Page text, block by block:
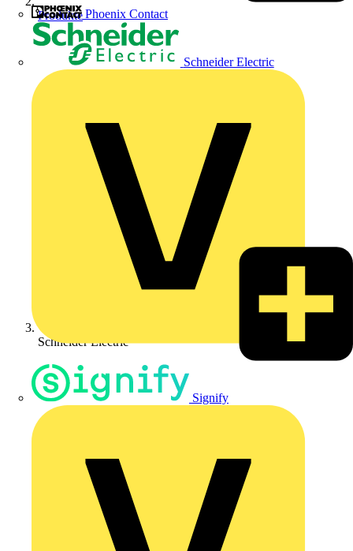
Phoenix Contact
Schneider Electric
Signify
Produkte
Schneider Electric